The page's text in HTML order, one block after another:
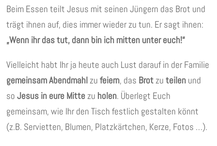
Beim Essen teilt Jesus mit seinen Jüngern das Brot und
trägt ihnen auf, dies immer wieder zu tun. Er sagt ihnen:
„Wenn ihr das tut, dann bin ich mitten unter euch!“
Vielleicht habt Ihr ja heute auch Lust darauf in der Familie
gemeinsam Abendmahlzufeiern, das Brotzuteilen und
soJesus in eure Mittezu holen. Überlegt Euch
gemeinsam, wie Ihr den Tisch festlich gestalten könnt
(z.B. Servietten, Blumen, Platzkärtchen, Kerze, Fotos …).